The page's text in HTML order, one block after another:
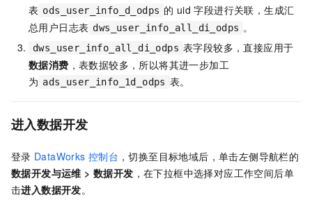
表 ods_user_info_d_odps 的 uid 字段进行关联，生成汇
总用户日志表 dws_user_info_all_di_odps 。
dws_user_info_all_di_odps 表字段较多，直接应用于
数据消费 ，表数据较多，所以将其进一步加工
为 ads_user_info_1d_odps 表。
进入数据开发
登录 DataWorks 控制台 ，切换至目标地域后，单击左侧导航栏的
数据开发与运维 >数据开发 ，在下拉框中选择对应工作空间后单
击进入数据开发。